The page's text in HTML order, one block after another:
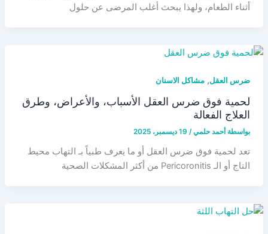
أثناء الطعام، ولهذا يبحث أغلب المرضى عن حلول
ضرس العقل, مشاكل الاسنان
لحمية فوق ضرس العقل الأسباب، والأعراض، وطرق
العلاج الفعالة
بواسطة أحمد حلمي/ 19 ديسمبر، 2025
تعد لحمية فوق ضرس العقل أو ما يعرف طبياً بـ التهاب محيط
التاج أو الـ Pericoronitis من أكثر المشكلات الصحية